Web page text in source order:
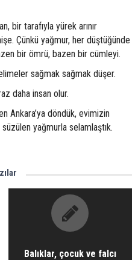
bir tarafıyla yürek arınır
Çünkü yağmur, her düştüğünde
bir ömrü, bazen bir cümleyi.
sağmak sağmak düşer.
daha insan olur.
Ankara’ya döndük, evimizin
yağmurla selamlaştık.
Balıklar, çocuk ve falcı